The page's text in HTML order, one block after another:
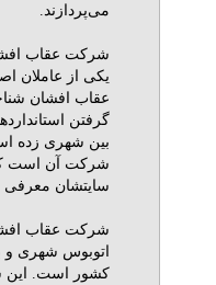
می‌پردازند.
شرکت عقاب
یکی از عاملان
عقاب افشان
گرفتن
بین شهری زده
شرکت آن است که
سایتشان معرفی
شرکت عقاب
اتوبوس شهری